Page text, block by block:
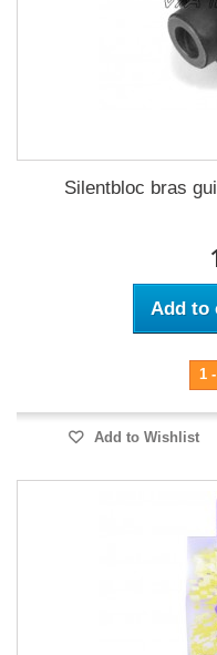
Silentbloc bras
Add to
1
Add to Wishlist